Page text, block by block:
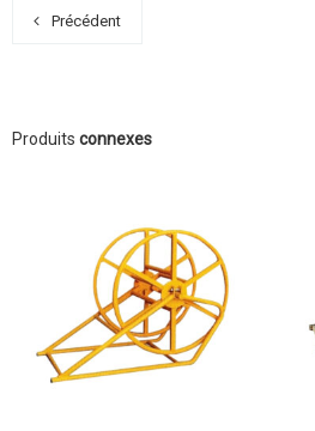
Précédent
Produits connexes